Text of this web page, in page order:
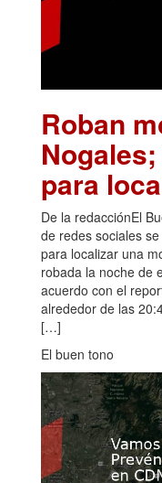
Roban
para
De la redacciónEl
de redes sociales
para localizar una
robada la noche de
acuerdo con el
alrededor de las
[…]
El buen tono